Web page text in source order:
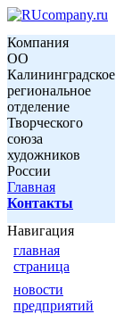
Компания
ОО
Калининградское
региональное
отделение
Творческого
союза
художников
России
Главная
Контакты
Навигация
главная
страница
новости
предприятий